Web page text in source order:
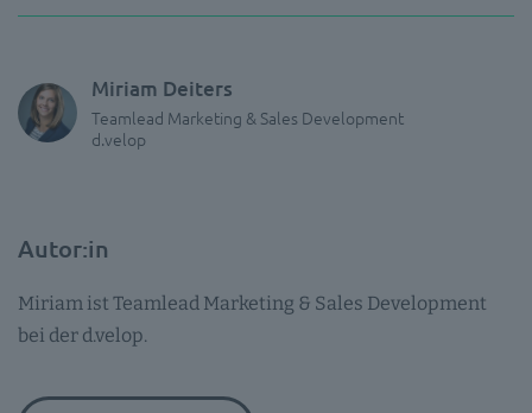
Autor:in
Miriam ist Teamlead Marketing & Sales Development
bei der d.velop.
Miriam Deiters
Teamlead Marketing & Sales Development
d.velop